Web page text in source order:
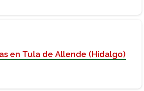
en Tula de Allende (Hidalgo)